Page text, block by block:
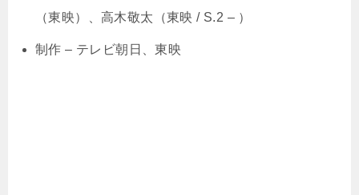
（東映）、高木敬太（東映 / S.2 – ）
制作 – テレビ朝日、東映